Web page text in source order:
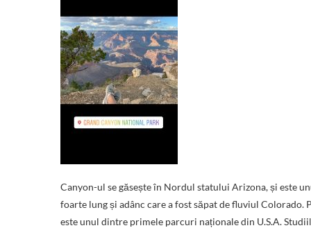
Canyon-ul se găsește în Nordul statului Arizona, și este
foarte lung și adânc care a fost săpat de fluviul
este unul dintre primele parcuri naționale din U.S.A.